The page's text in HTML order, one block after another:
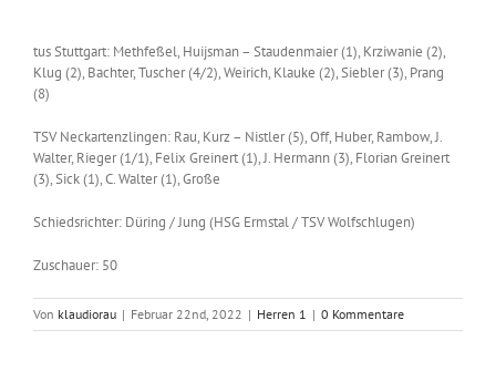
tus Stuttgart: Methfeßel, Huijsman – Staudenmaier (1), Krziwanie (2),
Klug (2), Bachter, Tuscher (4/2), Weirich, Klauke (2), Siebler (3), Prang
(8)
TSV Neckartenzlingen: Rau, Kurz – Nistler (5), Off, Huber, Rambow, J.
Walter, Rieger (1/1), Felix Greinert (1), J. Hermann (3), Florian Greinert
(3), Sick (1), C. Walter (1), Große
Schiedsrichter: Düring / Jung (HSG Ermstal / TSV Wolfschlugen)
Zuschauer: 50
Von klaudiorau | Februar 22nd, 2022 | Herren 1 | 0 Kommentare